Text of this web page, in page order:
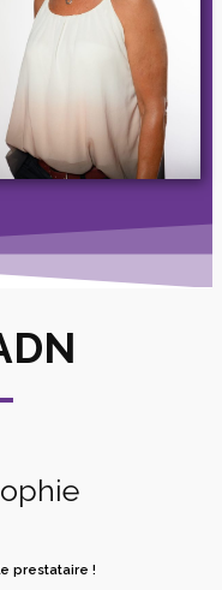
prestataire !